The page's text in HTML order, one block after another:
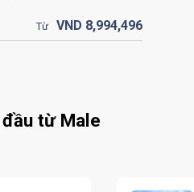
Từ VND 8,994,496
từ Male